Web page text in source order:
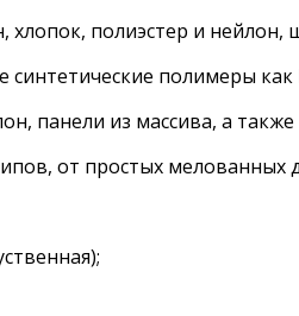
хлопок, полиэстер и нейлон,
синтетические полимеры
панели из массива, а
от простых мелованных